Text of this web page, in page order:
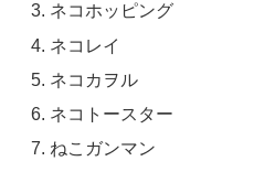
ネコホッピング
ネコレイ
ネコカヲル
ネコトースター
ねこガンマン